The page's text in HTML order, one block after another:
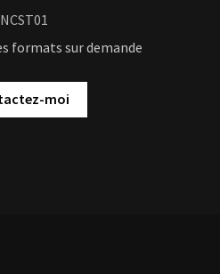
formats sur demande
moi